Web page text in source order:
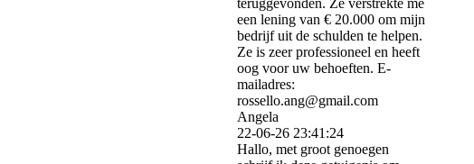
teruggevonden. Ze verstrekte me
een lening van € 20.000 om mijn
bedrijf uit de schulden te helpen.
Ze is zeer professioneel en heeft
oog voor uw behoeften. E-
mailadres:
rossello.ang@gmail.com
Angela
22-06-26 23:41:24
Hallo, met groot genoegen